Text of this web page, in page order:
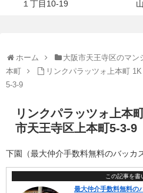
山2丁目21-21
ホーム 大阪市天王寺区のマン
本町
リンクパラッツォ上本町
5-3-9
リンクパラッツォ上本
市天王寺区上本町5-3-9
下園（最大仲介手数料無料のバッカ
この記事を書
最大仲介手数料無料の